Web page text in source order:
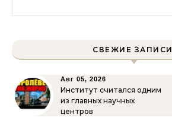
СВЕЖИЕ ЗАПИСИ
Авг 05, 2026
Институт считался одним
из главных научных
центров